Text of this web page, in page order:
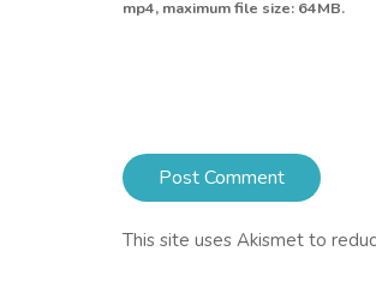
mp4, maximum file size: 64MB.
This site uses Akismet to